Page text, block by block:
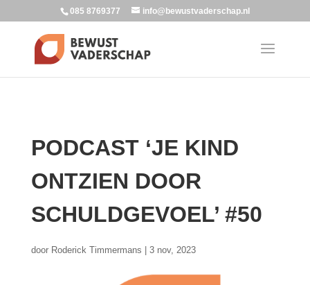
085 8769377 info@bewustvaderschap.nl
PODCAST ‘JE KIND
ONTZIEN DOOR
SCHULDGEVOEL’ #50
door Roderick Timmermans 3 nov, 2023